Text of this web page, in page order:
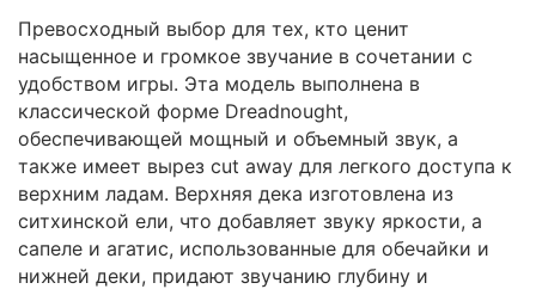
Превосходный выбор для тех, кто ценит
насыщенное и громкое звучание в сочетании с
удобством игры. Эта модель выполнена в
классической форме Dreadnought,
обеспечивающей мощный и объемный звук, а
также имеет вырез cut away для легкого доступа к
верхним ладам. Верхняя дека изготовлена из
ситхинской ели, что добавляет звуку яркости, а
сапеле и агатис, использованные для обечайки и
нижней деки, придают звучанию глубину и